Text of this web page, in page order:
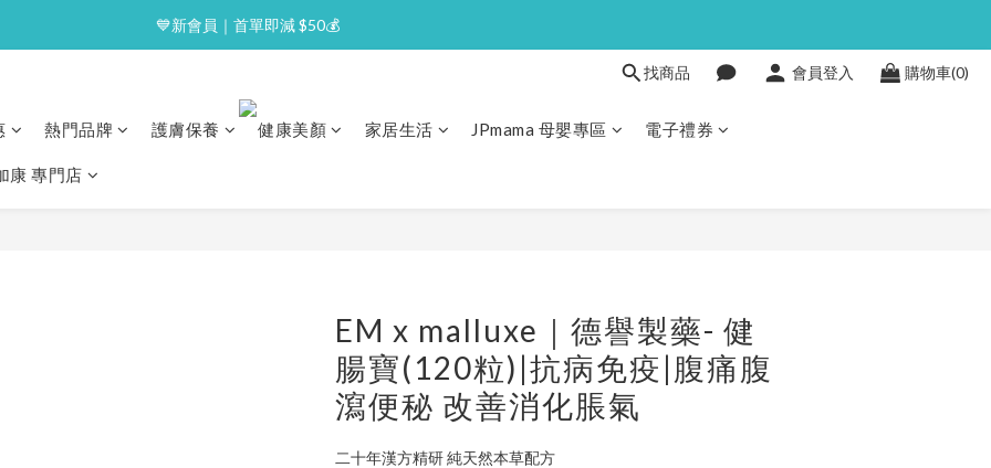
⭐逢星期一malluxe day｜7%購物金回贈
💙新會員｜首單即減 $50💰
找商品 會員登入 購物車(0)
熱門品牌 護膚保養 健康美顏 家居生活 JPmama 母嬰專區 電子禮券
康 專門店
EM x malluxe｜德譽製藥- 健
腸寶(120粒)|抗病免疫|腹痛腹
瀉便秘 改善消化脹氣
二十年漢方精研 純天然本草配方